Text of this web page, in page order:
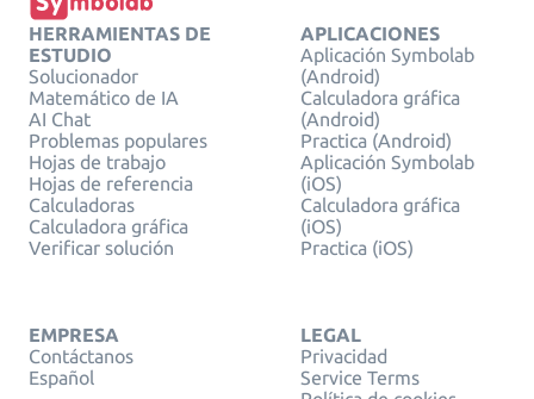
HERRAMIENTAS DE
ESTUDIO
Solucionador
Matemático de IA
AI Chat
Problemas populares
Hojas de trabajo
Hojas de referencia
Calculadoras
Calculadora gráfica
Verificar solución
APLICACIONES
Aplicación Symbolab
(Android)
Calculadora gráfica
(Android)
Practica (Android)
Aplicación Symbolab
(iOS)
Calculadora gráfica
(iOS)
Practica (iOS)
EMPRESA
Contáctanos
Español
LEGAL
Privacidad
Service Terms